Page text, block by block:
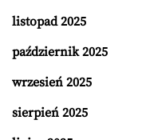
listopad 2025
październik 2025
wrzesień 2025
sierpień 2025